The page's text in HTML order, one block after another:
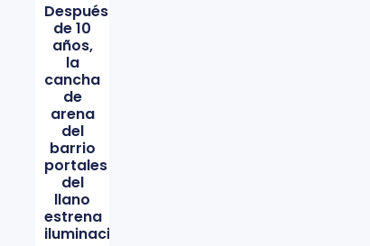
Después
de 10
años,
la
cancha
de
arena
del
barrio
portales
del
llano
estrena
iluminación